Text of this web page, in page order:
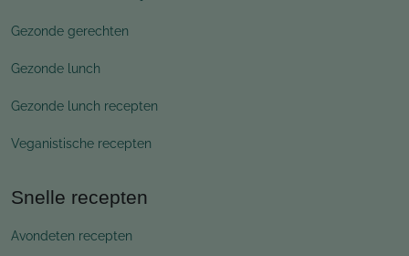
Gezonde gerechten
Gezonde lunch
Gezonde lunch recepten
Veganistische recepten
Snelle recepten
Avondeten recepten